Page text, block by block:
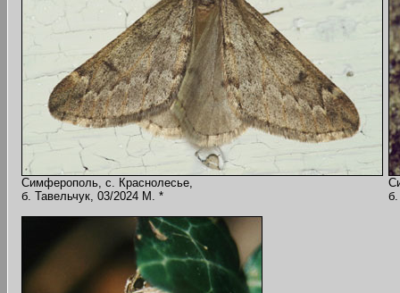
Симферополь, с. Краснолесье,
б. Тавельчук, 03/2024 M. *